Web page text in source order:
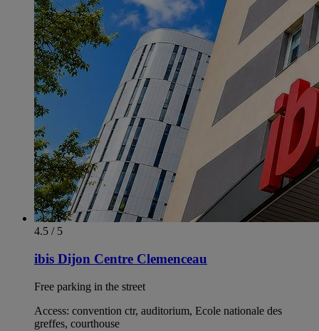
4.5 / 5
ibis Dijon Centre Clemenceau
Free parking in the street
Access: convention ctr, auditorium, Ecole nationale des
greffes, courthouse